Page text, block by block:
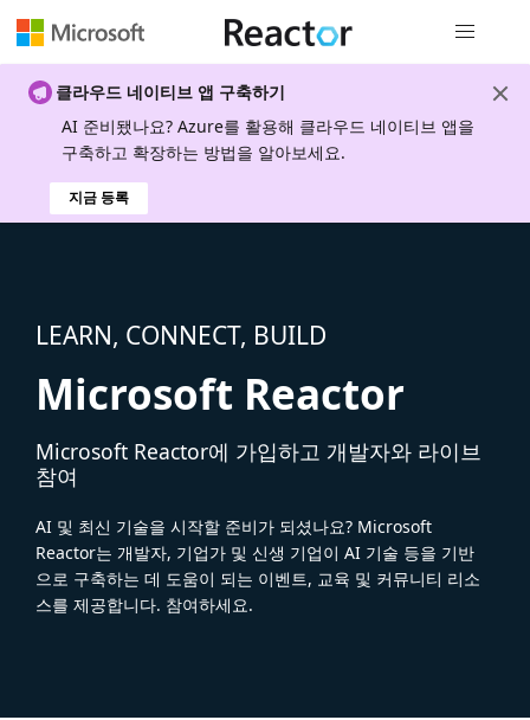
클라우드 네이티브 앱 구축하기
AI 준비됐나요? Azure를 활용해 클라우드 네이티브 앱을
구축하고 확장하는 방법을 알아보세요.
지금 등록
LEARN, CONNECT, BUILD
Microsoft Reactor
Microsoft Reactor에 가입하고 개발자와 라이브
참여
AI 및 최신 기술을 시작할 준비가 되셨나요? Microsoft
Reactor는 개발자, 기업가 및 신생 기업이 AI 기술 등을 기반
으로 구축하는 데 도움이 되는 이벤트, 교육 및 커뮤니티 리소
스를 제공합니다. 참여하세요.